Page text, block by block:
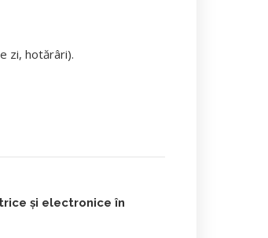
zi, hotărâri).
și electronice în